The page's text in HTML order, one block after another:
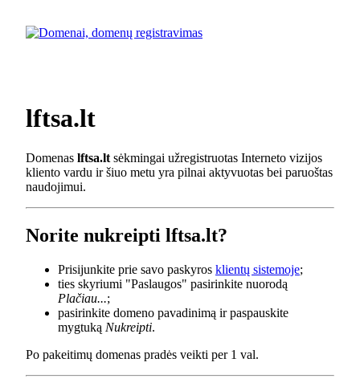
lftsa.lt
Domenas lftsa.lt sėkmingai užregistruotas Interneto vizijos
kliento vardu ir šiuo metu yra pilnai aktyvuotas bei paruoštas
naudojimui.
Norite nukreipti lftsa.lt?
Prisijunkite prie savo paskyros klientų sistemoje;
ties skyriumi "Paslaugos" pasirinkite nuorodą
Plačiau...;
pasirinkite domeno pavadinimą ir paspauskite
mygtuką Nukreipti.
Po pakeitimų domenas pradės veikti per 1 val.